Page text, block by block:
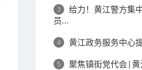
3
给力！黄江警方集
员...
4 黄江政务服务中心
5 聚焦镇街党代会|